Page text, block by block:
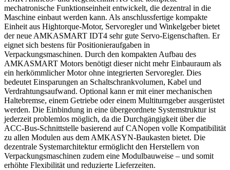
mechatronische Funktionseinheit entwickelt, die dezentral in die
Maschine einbaut werden kann. Als anschlussfertige kompakte
Einheit aus Hightorque-Motor, Servoregler und Winkelgeber bietet
der neue AMKASMART IDT4 sehr gute Servo-Eigenschaften. Er
eignet sich bestens für Positionieraufgaben in
Verpackungsmaschinen. Durch den kompakten Aufbau des
AMKASMART Motors benötigt dieser nicht mehr Einbauraum als
ein herkömmlicher Motor ohne integrierten Servoregler. Dies
bedeutet Einsparungen an Schaltschrankvolumen, Kabel und
Verdrahtungsaufwand. Optional kann er mit einer mechanischen
Haltebremse, einem Getriebe oder einem Multiturngeber ausgerüstet
werden. Die Einbindung in eine übergeordnete Systemstruktur ist
jederzeit problemlos möglich, da die Durchgängigkeit über die
ACC-Bus-Schnittstelle basierend auf CANopen volle Kompatibilität
zu allen Modulen aus dem AMKASYN-Baukasten bietet. Die
dezentrale Systemarchitektur ermöglicht den Herstellern von
Verpackungsmaschinen zudem eine Modulbauweise – und somit
erhöhte Flexibilität und reduzierte Lieferzeiten.